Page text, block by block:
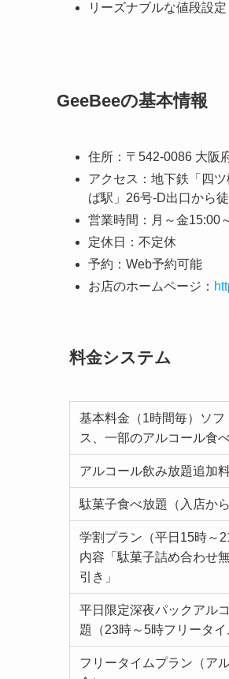
リーズナブルな値段設定
GeeBeeの基本情報
住所：〒542-0086 大阪
アクセス：地下鉄「四
ば駅」26号-D出口から
営業時間：月～金15:00
定休日：不定休
予約：Web予約可能
お店のホームページ：
料金システム
基本料金（1時間毎）ソ
ス、一部のアルコール食
アルコール飲み放題追加
駄菓子食べ放題（入店か
学割プラン（平日15時～
内容「駄菓子詰め合わせ
引き」
平日限定深夜パックアル
題（23時～5時フリータイ
フリータイムプラン（ア